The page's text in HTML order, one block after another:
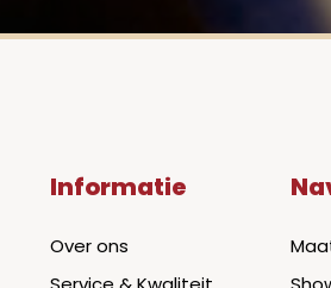
Informatie
Over ons